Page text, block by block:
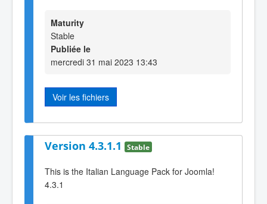
Maturity
Stable
Publiée le
mercredi 31 mai 2023 13:43
Voir les fichiers
Version 4.3.1.1 Stable
This is the Italian Language Pack for Joomla!
4.3.1